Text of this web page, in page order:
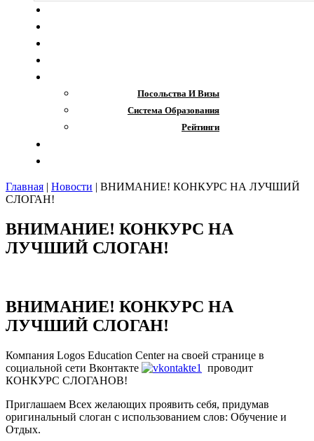
Посольства И Визы
Система Образования
Рейтинги
Главная | Новости | ВНИМАНИЕ! КОНКУРС НА ЛУЧШИЙ
СЛОГАН!
ВНИМАНИЕ! КОНКУРС НА
ЛУЧШИЙ СЛОГАН!
ВНИМАНИЕ! КОНКУРС НА
ЛУЧШИЙ СЛОГАН!
Компания Logos Education Center на своей странице в
социальной сети Вконтакте
проводит
КОНКУРС СЛОГАНОВ!
Приглашаем Всех желающих проявить себя, придумав
оригинальный слоган с использованием слов: Обучение и
Отдых.